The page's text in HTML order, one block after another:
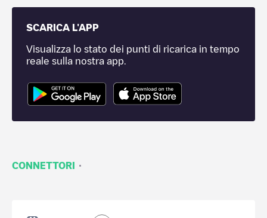
SCARICA L'APP
Visualizza lo stato dei punti di ricarica in tempo
reale sulla nostra app.
CONNETTORI ·